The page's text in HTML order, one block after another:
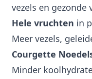
vezels en gezonde
Hele vruchten in
Meer vezels,
Courgette
Minder